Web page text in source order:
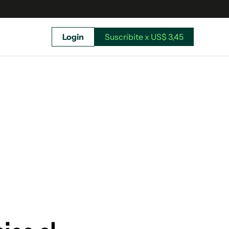
Suscribite x US$ 3,45
Login Suscribite x US$ 3,45